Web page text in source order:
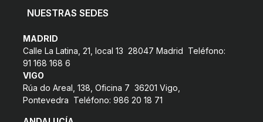
NUESTRAS SEDES
MADRID
Calle La Latina, 21, local 13 28047 Madrid Teléfono:
91 168 168 6
VIGO
Rúa do Areal, 138, Oficina 7 36201 Vigo,
Pontevedra Teléfono: 986 20 18 71
Fes un donatiu